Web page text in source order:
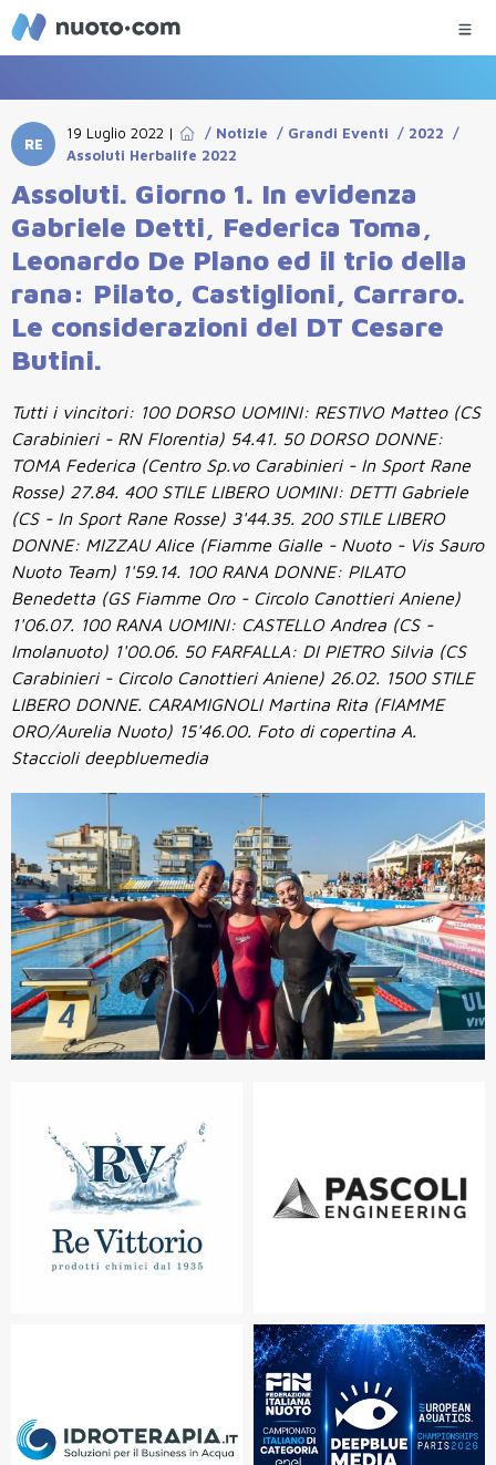
RE
19 Luglio 2022 | / Notizie / Grandi Eventi / 2022 /
Assoluti Herbalife 2022
Assoluti. Giorno 1. In evidenza
Gabriele Detti, Federica Toma,
Leonardo De Plano ed il trio della
rana: Pilato, Castiglioni, Carraro.
Le considerazioni del DT Cesare
Butini.
Tutti i vincitori: 100 DORSO UOMINI: RESTIVO Matteo (CS
Carabinieri - RN Florentia) 54.41. 50 DORSO DONNE:
TOMA Federica (Centro Sp.vo Carabinieri - In Sport Rane
Rosse) 27.84. 400 STILE LIBERO UOMINI: DETTI Gabriele
(CS - In Sport Rane Rosse) 3'44.35. 200 STILE LIBERO
DONNE: MIZZAU Alice (Fiamme Gialle - Nuoto - Vis Sauro
Nuoto Team) 1'59.14. 100 RANA DONNE: PILATO
Benedetta (GS Fiamme Oro - Circolo Canottieri Aniene)
1'06.07. 100 RANA UOMINI: CASTELLO Andrea (CS -
Imolanuoto) 1'00.06. 50 FARFALLA: DI PIETRO Silvia (CS
Carabinieri - Circolo Canottieri Aniene) 26.02. 1500 STILE
LIBERO DONNE. CARAMIGNOLI Martina Rita (FIAMME
ORO/Aurelia Nuoto) 15'46.00. Foto di copertina A.
Staccioli deepbluemedia